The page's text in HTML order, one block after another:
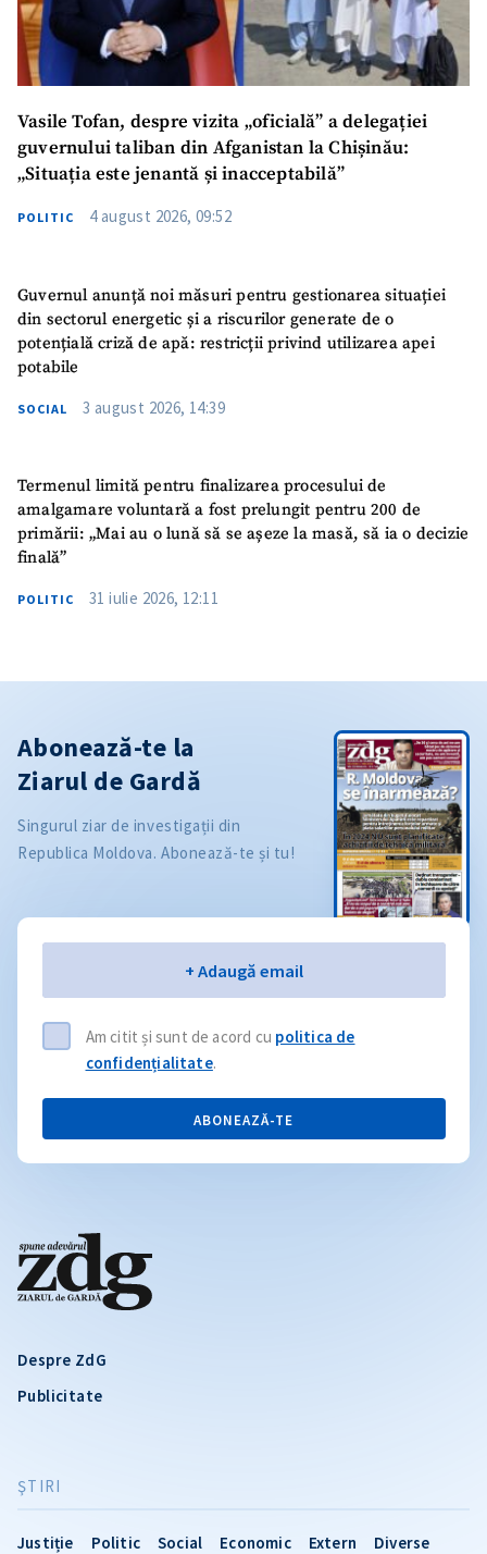
Vasile Tofan, despre vizita „oficială” a delegației
guvernului taliban din Afganistan la Chișinău:
„Situația este jenantă și inacceptabilă”
POLITIC 4 august 2026, 09:52
Guvernul anunță noi măsuri pentru gestionarea situației
din sectorul energetic și a riscurilor generate de o
potențială criză de apă: restricții privind utilizarea apei
potabile
SOCIAL 3 august 2026, 14:39
Termenul limită pentru finalizarea procesului de
amalgamare voluntară a fost prelungit pentru 200 de
primării: „Mai au o lună să se așeze la masă, să ia o decizie
finală”
POLITIC 31 iulie 2026, 12:11
Despre ZdG
Publicitate
ŞTIRI
Justiție Politic Social Economic Extern Diverse
Abonează-te la
Ziarul de Gardă
Singurul ziar de investigații din
Republica Moldova. Abonează-te și tu!
+ Adaugă email
Am citit și sunt de acord cu politica de
confidențialitate.
ABONEAZĂ-TE